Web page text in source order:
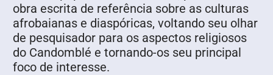
obra escrita de referência sobre as culturas
afrobaianas e diaspóricas, voltando seu olhar
de pesquisador para os aspectos religiosos
do Candomblé e tornando-os seu principal
foco de interesse.